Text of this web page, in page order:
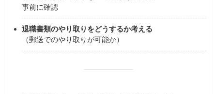
事前に確認
退職書類のやり取りをどうするか考える
（郵送でのやり取りが可能か）